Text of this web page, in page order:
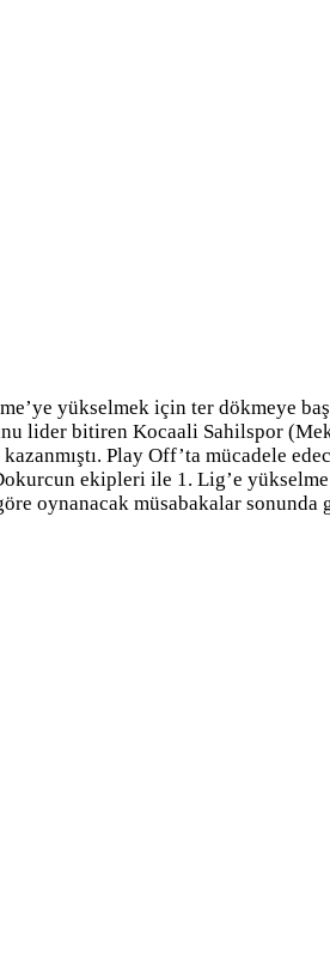
yükselmek için ter dökmeye
lider bitiren Kocaali Sahilspor
Play Off’ta mücadele
ekipleri ile 1. Lig’e
oynanacak müsabakalar sonunda